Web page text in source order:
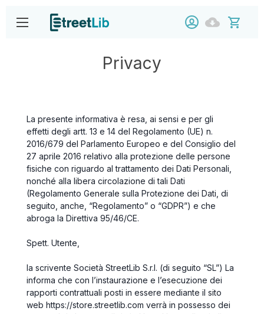
Privacy
La presente informativa è resa, ai sensi e per gli
effetti degli artt. 13 e 14 del Regolamento (UE) n.
2016/679 del Parlamento Europeo e del Consiglio del
27 aprile 2016 relativo alla protezione delle persone
fisiche con riguardo al trattamento dei Dati Personali,
nonché alla libera circolazione di tali Dati
(Regolamento Generale sulla Protezione dei Dati, di
seguito, anche, “Regolamento” o “GDPR”) e che
abroga la Direttiva 95/46/CE.
Spett. Utente,
la scrivente Società StreetLib S.r.l. (di seguito “SL”) La
informa che con l’instaurazione e l’esecuzione dei
rapporti contrattuali posti in essere mediante il sito
web https://store.streetlib.com verrà in possesso dei